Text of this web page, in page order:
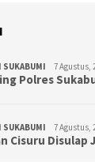
SUKABUMI 7 Agustus,
Polres
SUKABUMI 7 Agustus,
Cisuru Disulap